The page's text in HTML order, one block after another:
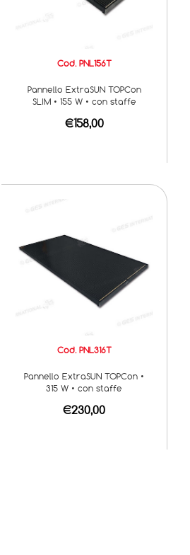
Cod. PNL156T
Pannello ExtraSUN TOPCon
SLIM • 155 W • con staffe
€158,00
Cod. PNL316T
Pannello ExtraSUN TOPCon •
315 W • con staffe
€230,00